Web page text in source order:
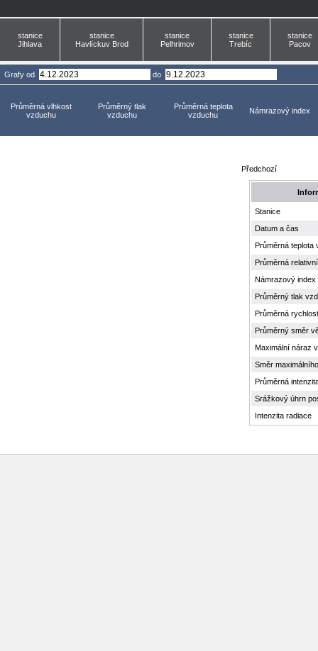
stanice
Jihlava
stanice
Havlíckuv Brod
stanice
Pelhrimov
stanice
Trebíc
stanice
Pacov
Grafy od do
Průměrná vlhkost
vzduchu
Průměrný tlak
vzduchu
Průměrná teplota
vzduchu
Námrazový index
Předchozí
Stanice
Datum a čas
Průměrná teplota
Průměrná
Námrazový index
Průměrný tlak
Průměrná
Průměrný směr
Maximální náraz
Směr
Průměrná
Srážkový úhrn
Intenzita radiace